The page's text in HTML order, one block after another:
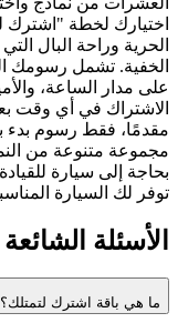
اختيارك لخطة "اشترك
الحرية وراحة البال
الخفية. تشمل رسومك
على مدار الساعة،
الاشتراك في أي وقت
مقدمًا، فقط رسوم بدء
مجموعة متنوعة من
توفر لك السيارة
الأسئلة الشائعة
ما هي باقة اشترك لتمتلك؟